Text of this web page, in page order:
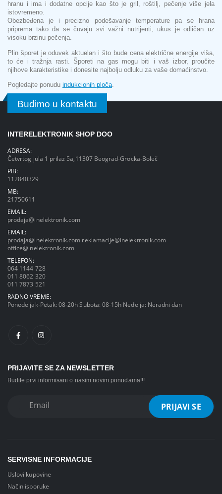
hranu i ima i dodatne opcije kao što je gril, roštilj, pečenje više jela
istovremeno.
Obezbeđena je i precizno podešavanje temperature pa se hrana
priprema tako da se čuvaju svi važni nutrijenti, ukus je odličan uz
visoku brzinu pečenja.
Plin šporet je oduvek aktuelan i što bude cena električne energije viša,
to će i tražnja rasti. Šporeti na gas mogu biti i vaš izbor, proučite
njihove karakteristike i donesite najbolju odluku za vaše domaćinstvo.
Pogledajte ponudu indukcionih ploča.
Budimo u kontaktu
INTERELEKTRONIK SHOP DOO
ADRESA:
Četvrtog jula 1 prilaz 5a,11307 Beograd-Grocka-Boleč
PIB:
112840329
MB:
21750611
EMAIL:
prodaja@inelektronik.com
EMAIL:
prodaja@inelektronik.com reklamacije@inelektronik.com
office@inelektronik.com
TELEFON:
064 1144 728
011 8062 320
011 7873 521
RADNO VREME:
Ponedeljak-Petak: 08-20h Subota: 08-15h Nedelja: Neradni dan
PRIJAVITE SE ZA NEWSLETTER
Budite prvi informisani o nasim novim ponudama!!!
SERVISNE INFORMACIJE
Uslovi kupovine
Način isporuke